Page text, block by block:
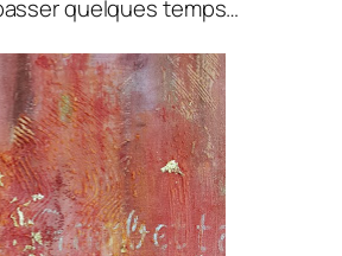
quelques temps…